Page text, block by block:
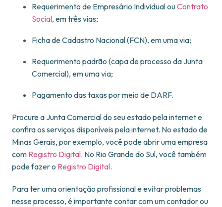
Requerimento de Empresário Individual ouContrato
Social, em três vias;
Ficha de Cadastro Nacional (FCN), em uma via;
Requerimento padrão (capa de processo da Junta
Comercial), em uma via;
Pagamento das taxas por meio de DARF.
Procure a Junta Comercial do seu estado pela internet e
confira os serviços disponíveis pela internet. No estado de
Minas Gerais, por exemplo, você pode abrir uma empresa
com Registro Digital. No Rio Grande do Sul, você também
pode fazer o Registro Digital.
Para ter uma orientação profissional e evitar problemas
nesse processo, é importante contar com um contador ou